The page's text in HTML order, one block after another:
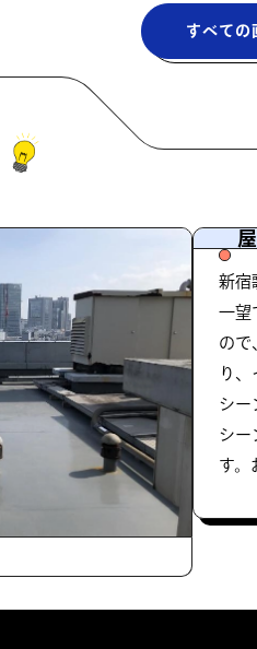
すべての
新宿
一望
ので
り
シー
シー
す。